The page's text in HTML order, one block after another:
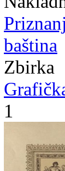
baština
Zbirka
1